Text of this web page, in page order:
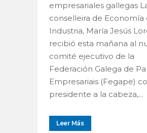
empresariales gallegas
conselleira de Economía
Industria, María Jesús
recibió esta mañana al
comité ejecutivo de la
Federación Galega de
Empresariais (Fegape)
presidente a la cabeza,...
Leer Más